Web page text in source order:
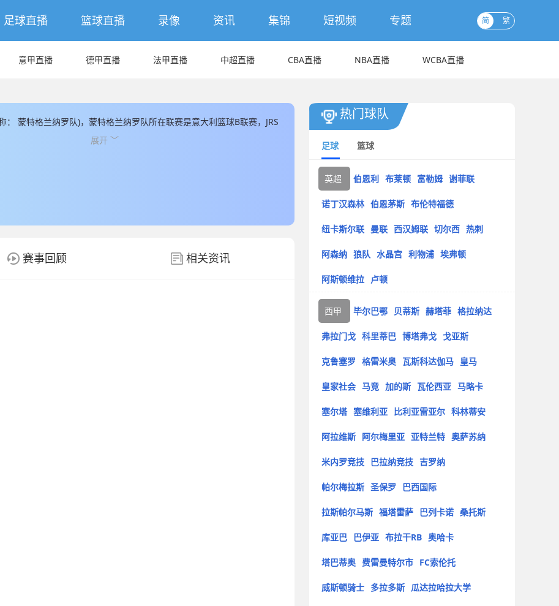
足球直播 篮球直播 录像 资讯 集锦 短视频 专题 简 繁
意甲直播 德甲直播 法甲直播 中超直播 CBA直播 NBA直播 WCBA直播
： 蒙特格兰纳罗队)，蒙特格兰纳罗队所在联赛是意大利篮球B联赛，JRS
特格兰纳罗队的数据和信息，JRS直播同时为您提供最新的蒙特格兰纳罗
展开 ﹀
赛事回顾 相关资讯
热门球队
足球 篮球
英超 伯恩利 布莱顿 富勒姆 谢菲联
诺丁汉森林 伯恩茅斯 布伦特福德
纽卡斯尔联 曼联 西汉姆联 切尔西 热刺
阿森纳 狼队 水晶宫 利物浦 埃弗顿
阿斯顿维拉 卢顿
西甲 毕尔巴鄂 贝蒂斯 赫塔菲 格拉纳达
弗拉门戈 科里蒂巴 博塔弗戈 戈亚斯
克鲁塞罗 格雷米奥 瓦斯科达伽马 皇马
皇家社会 马竞 加的斯 瓦伦西亚 马略卡
塞尔塔 塞维利亚 比利亚雷亚尔 科林蒂安
阿拉维斯 阿尔梅里亚 亚特兰特 奥萨苏纳
米内罗竞技 巴拉纳竞技 吉罗纳
帕尔梅拉斯 圣保罗 巴西国际
拉斯帕尔马斯 福塔雷萨 巴列卡诺 桑托斯
库亚巴 巴伊亚 布拉干RB 奥哈卡
塔巴蒂奥 费雷曼特尔市 FC索伦托
威斯顿骑士 多拉多斯 瓜达拉哈拉大学